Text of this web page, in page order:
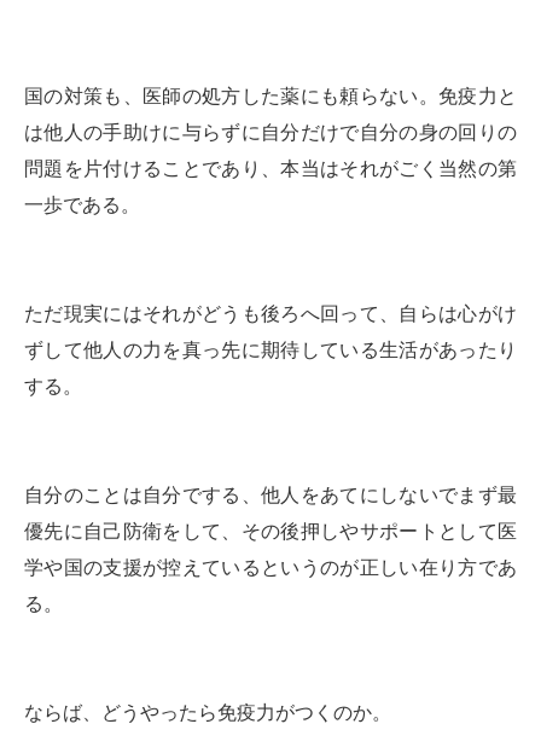
国の対策も、医師の処方した薬にも頼らない。免疫力と
は他人の手助けに与らずに自分だけで自分の身の回りの
問題を片付けることであり、本当はそれがごく当然の第
一歩である。
ただ現実にはそれがどうも後ろへ回って、自らは心がけ
ずして他人の力を真っ先に期待している生活があったり
する。
自分のことは自分でする、他人をあてにしないでまず最
優先に自己防衛をして、その後押しやサポートとして医
学や国の支援が控えているというのが正しい在り方であ
る。
ならば、どうやったら免疫力がつくのか。